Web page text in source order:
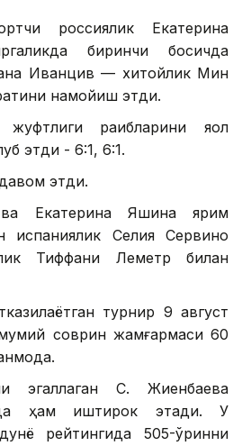
россиялик Екатерина
биринчи босқичда
Иванцив — хитойлик Мин
намойиш этди.
рақибларини яққол
этди - 6:1, 6:1.
давом этди.
Екатерина Яшина ярим
испаниялик Селия Сервино
Тиффани Леметр билан
турнир 9 август
соврин жамғармаси 60
эгаллаган С. Жиенбаева
ҳам иштирок этади. У
рейтингида 505-ўринни